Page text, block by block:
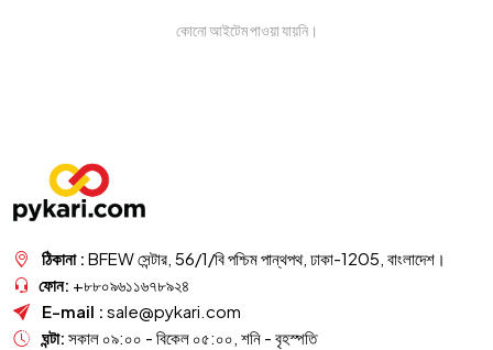
কোনো আইটেম পাওয়া যায়নি।
ঠিকানা : BFEW সেন্টার, 56/1/বি পশ্চিম পান্থপথ, ঢাকা-1205, বাংলাদেশ।
ফোন: +৮৮০৯৬১১৬৭৮৯২৪
E-mail : sale@pykari.com
ঘন্টা: সকাল ০৯:০০ - বিকেল ০৫:০০, শনি - বৃহস্পতি